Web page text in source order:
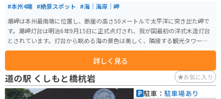
#本州4端 #絶景スポット #海｜海岸｜岬
潮岬は本州最南端に位置し、断崖の高さ50メートルで太平洋に突き出た岬で
す。潮岬灯台は明治6年9月15日に正式点灯され、我が国最初の洋式木造灯台
とされています。灯台から眺める海の景色は美しく、隣接する観光タワーか
らは遠く那智山までも望むことができます。 また、観光タワーでは「本州最
南端訪問証明書」も発行しています。冬には水平線から昇った太陽が同じ水
平線上に沈む光景も見られます。灯台は光度970,000力ンデラで、光達距離1
9海里です。灯台脇には資料館も併設されております。1月の第3土曜日には
「本州最南端の火祭り」も開催されます。
詳しく見る
道の駅 くしもと橋杭岩 お気に入り
駐車： 駐車場あり